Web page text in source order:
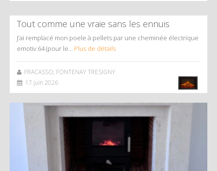
Tout comme une vraie sans les ennuis
J’ai remplacé mon poele à pellets par une cheminée électrique
emotiv 64 (pour le… Plus de détails
FRACASSO, FONTENAY TRESIGNY
17 juin 2026